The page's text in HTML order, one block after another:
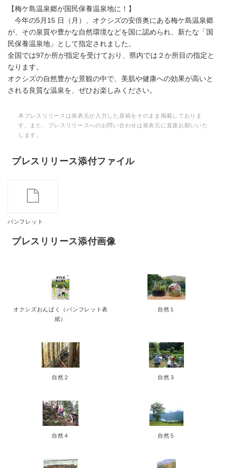
【梅ケ島温泉郷が国民保養温泉地に！】
今年の5月15 日（月）、オクシズの安倍奥にある梅ケ島温泉郷
が、その泉質や豊かな自然環境などを国に認められ、新たな「国
民保養温泉地」として指定されました。
全国では97か所が指定を受けており、県内では２か所目の指定と
なります。
オクシズの自然豊かな景観の中で、美肌や健康への効果が高いと
される良質な温泉を、ぜひお楽しみください。
本プレスリリースは発表元が入力した原稿をそのまま掲載しておりま
す。また、プレスリリースへのお問い合わせは発表元に直接お願いいた
します。
プレスリリース添付ファイル
パンフレット
プレスリリース添付画像
オクシズおんぱく（パンフレット表
紙）
自然１
自然２ 自然３
自然４ 自然５